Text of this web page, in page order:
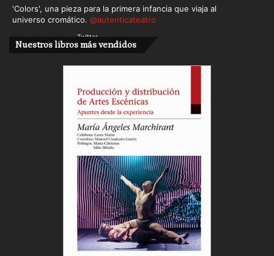
'Colors', una pieza para la primera infancia que viaja al
universo cromático. @autenticateatro
Twitter
Cargar más
Nuestros libros más vendidos